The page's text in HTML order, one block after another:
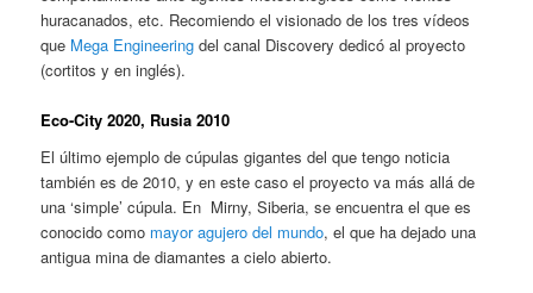
huracanados, etc. Recomiendo el visionado de los tres vídeos
que Mega Engineering del canal Discovery dedicó al proyecto
(cortitos y en inglés).
Eco-City 2020, Rusia 2010
El último ejemplo de cúpulas gigantes del que tengo noticia
también es de 2010, y en este caso el proyecto va más allá de
una ‘simple’ cúpula. En Mirny, Siberia, se encuentra el que es
conocido como mayor agujero del mundo, el que ha dejado una
antigua mina de diamantes a cielo abierto.